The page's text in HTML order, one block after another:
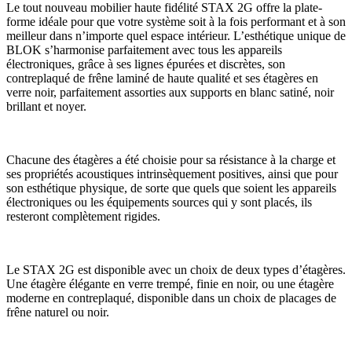
Le tout nouveau mobilier haute fidélité STAX 2G offre la plate-
forme idéale pour que votre système soit à la fois performant et à son
meilleur dans n’importe quel espace intérieur. L’esthétique unique de
BLOK s’harmonise parfaitement avec tous les appareils
électroniques, grâce à ses lignes épurées et discrètes, son
contreplaqué de frêne laminé de haute qualité et ses étagères en
verre noir, parfaitement assorties aux supports en blanc satiné, noir
brillant et noyer.
Chacune des étagères a été choisie pour sa résistance à la charge et
ses propriétés acoustiques intrinsèquement positives, ainsi que pour
son esthétique physique, de sorte que quels que soient les appareils
électroniques ou les équipements sources qui y sont placés, ils
resteront complètement rigides.
Le STAX 2G est disponible avec un choix de deux types d’étagères.
Une étagère élégante en verre trempé, finie en noir, ou une étagère
moderne en contreplaqué, disponible dans un choix de placages de
frêne naturel ou noir.